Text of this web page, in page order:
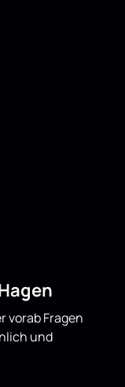
vorab Fragen
und